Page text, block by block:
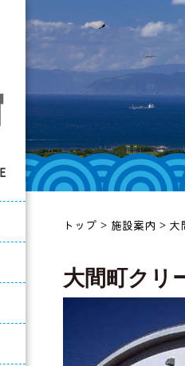
大間町の紹介
町長あいさつ
町勢要覧
大間町の例規集
大間町の画像
大間町Youtubeチ
大間崎を訪れる皆
おすすめ観光スポ
イベント情報
陸マグロ「大間牛」
グルメ・飲食店
各施設利用申請書等
大間町役場
大間病院
うみの子保育園
大間小学校
奥戸小学校
総務課
企画経営課
住民福祉課
健康づくり推進課
産業振興課
会計管理課
妊娠・出産
入園・入学
引っ越し
おくやみ
ごみ
子育て・学校教育
医療・健康づくり
国保・後期高齢者
町税
上水道・下水道
消防・防災
トップ > 施設案内 > 大
大間町クリ